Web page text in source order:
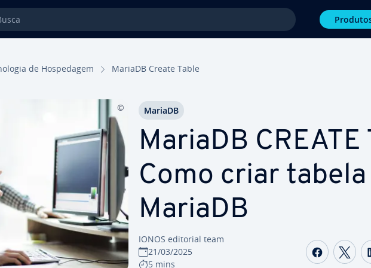
de Hos­pe­da­gem MariaDB Create Table
MariaDB CREATE
Como criar tabela
MariaDB
IONOS editorial team
21/03/2025
5 mins
MariaDB